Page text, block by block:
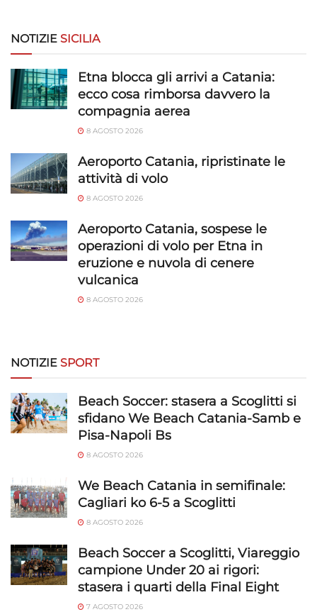
Abbinare e combinare dati provenienti da altre
fonti di dati, Collegare diversi dispositivi,
Identificare i dispositivi in base alle informazioni
trasmesse automaticamente.
Utilizzare dati di geolocalizzazione precisi,
Riconoscere i dispositivi in base a informazioni
richieste attivamente.
Garantire la sicurezza, prevenire e
rilevare frodi, correggere errori, Erogare
e presentare pubblicità e contenuto,
Salvare e comunicare le scelte sulla
NOTIZIE SICILIA
Etna blocca gli arrivi a Catania:
ecco cosa rimborsa davvero la
compagnia aerea
8 AGOSTO 2026
Aeroporto Catania, ripristinate le
attività di volo
8 AGOSTO 2026
Aeroporto Catania, sospese le
operazioni di volo per Etna in
eruzione e nuvola di cenere
vulcanica
8 AGOSTO 2026
NOTIZIE SPORT
Beach Soccer: stasera a Scoglitti si
sfidano We Beach Catania-Samb e
Pisa-Napoli Bs
8 AGOSTO 2026
We Beach Catania in semifinale:
Cagliari ko 6-5 a Scoglitti
8 AGOSTO 2026
Beach Soccer a Scoglitti, Viareggio
campione Under 20 ai rigori:
stasera i quarti della Final Eight
7 AGOSTO 2026